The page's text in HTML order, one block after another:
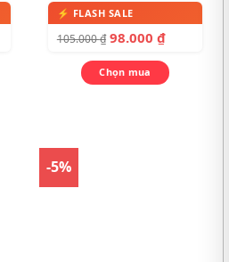
105.000₫ 98.000 ₫
Chọn mua
-5%